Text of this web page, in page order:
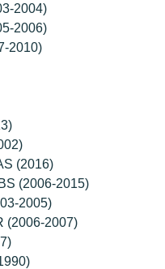
2004)
2006)
2010)
(2016)
(2006-2015)
2005)
(2006-2007)